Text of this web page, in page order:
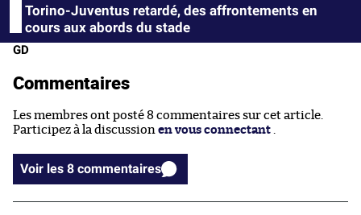
Torino-Juventus retardé, des affrontements en
cours aux abords du stade
GD
Commentaires
Les membres ont posté 8 commentaires sur cet article.
Participez à la discussion en vous connectant .
Voir les 8 commentaires